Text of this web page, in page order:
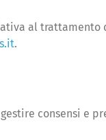
al
.
consensi e